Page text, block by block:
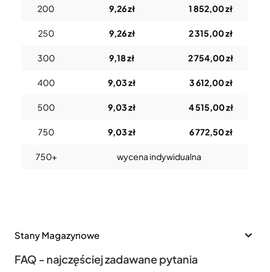
200 9,26 zł 1 852,00 zł
250 9,26 zł 2 315,00 zł
300 9,18 zł 2 754,00 zł
400 9,03 zł 3 612,00 zł
500 9,03 zł 4 515,00 zł
750 9,03 zł 6 772,50 zł
750+ wycena indywidualna
Stany Magazynowe
FAQ - najczęściej zadawane pytania